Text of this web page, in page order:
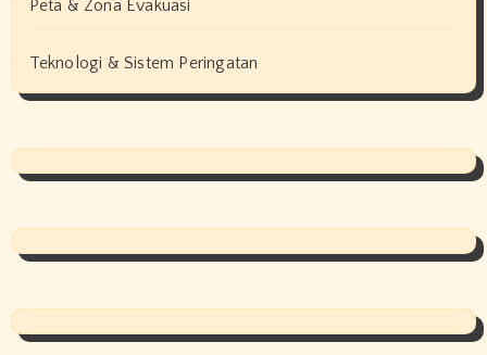
Peta & Zona Evakuasi
Teknologi & Sistem Peringatan